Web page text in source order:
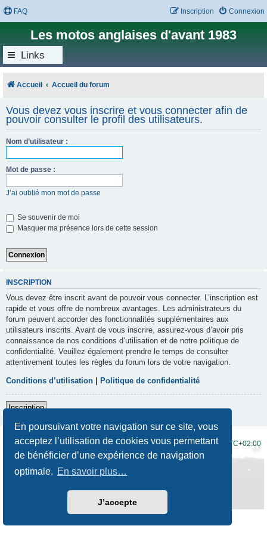
En poursuivant votre navigation sur ce site, vous
acceptez l’utilisation de cookies vous permettant
de bénéficier d’une expérience de navigation
optimale. En savoir plus…
J’accepte
FAQ Connexion
Inscription
Les motos anglaises d'avant 1983
Links
Accueil Accueil du forum
Vous devez vous inscrire et vous connecter afin de
pouvoir consulter le profil des utilisateurs.
Nom d’utilisateur :
Mot de passe :
J’ai oublié mon mot de passe
Se souvenir de moi
Masquer ma présence lors de cette session
INSCRIPTION
Vous devez être inscrit avant de pouvoir vous connecter. L’inscription est
rapide et vous offre de nombreux avantages. Les administrateurs du
forum peuvent accorder des fonctionnalités supplémentaires aux
utilisateurs inscrits. Avant de vous inscrire, assurez-vous d’avoir pris
connaissance de nos conditions d’utilisation et de notre politique de
confidentialité. Veuillez également prendre le temps de consulter
attentivement toutes les règles du forum lors de votre navigation.
Conditions d’utilisation Politique de confidentialité
Inscription
Accueil du forum Fuseau horaire sur UTC+02:00
Traduction française officielle
Confidentialité